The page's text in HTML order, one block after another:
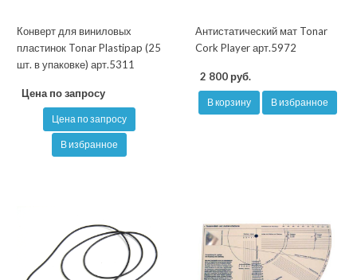
Конверт для виниловых
пластинок Tonar Plastipap (25
шт. в упаковке) арт.5311
Цена по запросу
Цена по запросу
В избранное
Антистатический мат Tonar
Cork Player арт.5972
2 800 руб.
В корзину В избранное